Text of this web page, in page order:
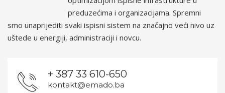
preduzećima i organizacijama. Spremni
smo unaprijediti svaki ispisni sistem na značajno veći nivo uz
uštede u energiji, administraciji i novcu.
+ 387 33 610-650
kontakt@emado.ba